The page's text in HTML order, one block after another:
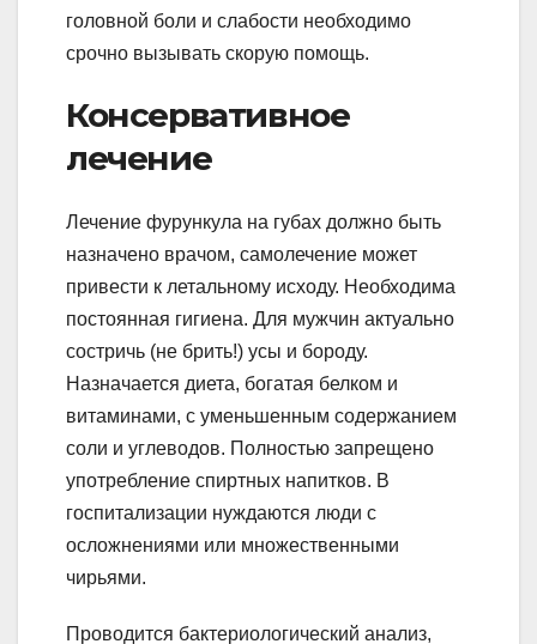
головной боли и слабости необходимо
срочно вызывать скорую помощь.
Консервативное
лечение
Лечение фурункула на губах должно быть
назначено врачом, самолечение может
привести к летальному исходу. Необходима
постоянная гигиена. Для мужчин актуально
состричь (не брить!) усы и бороду.
Назначается диета, богатая белком и
витаминами, с уменьшенным содержанием
соли и углеводов. Полностью запрещено
употребление спиртных напитков. В
госпитализации нуждаются люди с
осложнениями или множественными
чирьями.
Проводится бактериологический анализ,